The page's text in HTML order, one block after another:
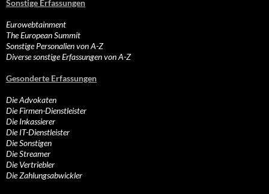
Sonstige Erfassungen
Eurowebtainment
The European Summit
Sonstige Personalien von A-Z
Diverse sonstige Erfassungen von A-Z
Gesonderte Erfassungen
Die Advokaten
Die Firmen-Dienstleister
Die Inkassierer
Die IT-Dienstleister
Die Sonstigen
Die Streamer
Die Vertriebler
Die Zahlungsabwickler